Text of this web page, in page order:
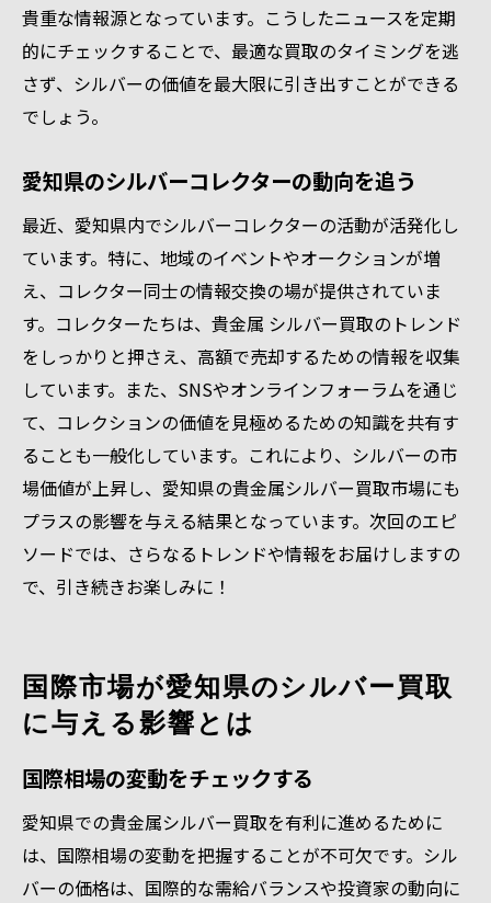
貴重な情報源となっています。こうしたニュースを定期
的にチェックすることで、最適な買取のタイミングを逃
さず、シルバーの価値を最大限に引き出すことができる
でしょう。
愛知県のシルバーコレクターの動向を追う
最近、愛知県内でシルバーコレクターの活動が活発化し
ています。特に、地域のイベントやオークションが増
え、コレクター同士の情報交換の場が提供されていま
す。コレクターたちは、貴金属 シルバー買取のトレンド
をしっかりと押さえ、高額で売却するための情報を収集
しています。また、SNSやオンラインフォーラムを通じ
て、コレクションの価値を見極めるための知識を共有す
ることも一般化しています。これにより、シルバーの市
場価値が上昇し、愛知県の貴金属シルバー買取市場にも
プラスの影響を与える結果となっています。次回のエピ
ソードでは、さらなるトレンドや情報をお届けしますの
で、引き続きお楽しみに！
国際市場が愛知県のシルバー買取
に与える影響とは
国際相場の変動をチェックする
愛知県での貴金属シルバー買取を有利に進めるために
は、国際相場の変動を把握することが不可欠です。シル
バーの価格は、国際的な需給バランスや投資家の動向に